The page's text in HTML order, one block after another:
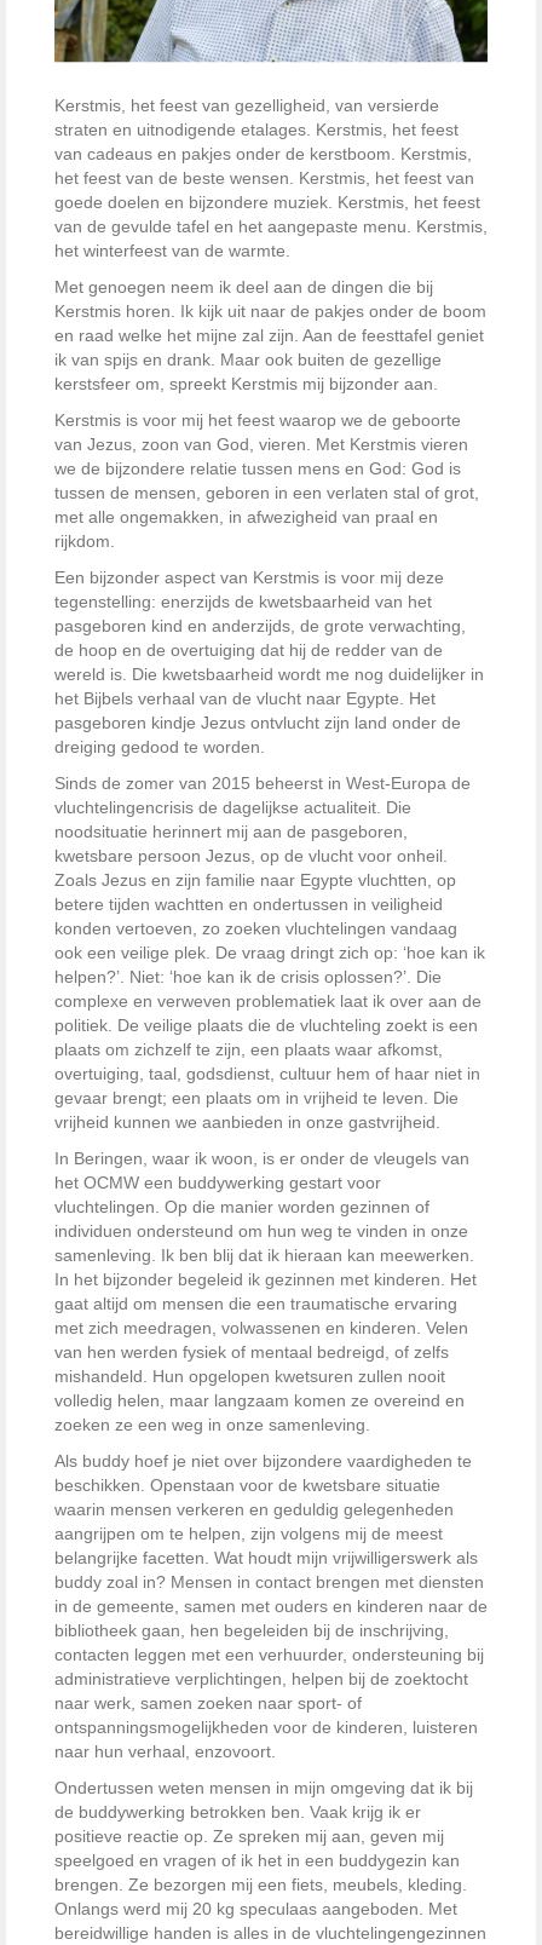
Kerstmis, het feest van gezelligheid, van versierde
straten en uitnodigende etalages. Kerstmis, het feest
van cadeaus en pakjes onder de kerstboom. Kerstmis,
het feest van de beste wensen. Kerstmis, het feest van
goede doelen en bijzondere muziek. Kerstmis, het feest
van de gevulde tafel en het aangepaste menu. Kerstmis,
het winterfeest van de warmte.
Met genoegen neem ik deel aan de dingen die bij
Kerstmis horen. Ik kijk uit naar de pakjes onder de boom
en raad welke het mijne zal zijn. Aan de feesttafel geniet
ik van spijs en drank. Maar ook buiten de gezellige
kerstsfeer om, spreekt Kerstmis mij bijzonder aan.
Kerstmis is voor mij het feest waarop we de geboorte
van Jezus, zoon van God, vieren. Met Kerstmis vieren
we de bijzondere relatie tussen mens en God: God is
tussen de mensen, geboren in een verlaten stal of grot,
met alle ongemakken, in afwezigheid van praal en
rijkdom.
Een bijzonder aspect van Kerstmis is voor mij deze
tegenstelling: enerzijds de kwetsbaarheid van het
pasgeboren kind en anderzijds, de grote verwachting,
de hoop en de overtuiging dat hij de redder van de
wereld is. Die kwetsbaarheid wordt me nog duidelijker in
het Bijbels verhaal van de vlucht naar Egypte. Het
pasgeboren kindje Jezus ontvlucht zijn land onder de
dreiging gedood te worden.
Sinds de zomer van 2015 beheerst in West-Europa de
vluchtelingencrisis de dagelijkse actualiteit. Die
noodsituatie herinnert mij aan de pasgeboren,
kwetsbare persoon Jezus, op de vlucht voor onheil.
Zoals Jezus en zijn familie naar Egypte vluchtten, op
betere tijden wachtten en ondertussen in veiligheid
konden vertoeven, zo zoeken vluchtelingen vandaag
ook een veilige plek. De vraag dringt zich op: ‘hoe kan ik
helpen?’. Niet: ‘hoe kan ik de crisis oplossen?’. Die
complexe en verweven problematiek laat ik over aan de
politiek. De veilige plaats die de vluchteling zoekt is een
plaats om zichzelf te zijn, een plaats waar afkomst,
overtuiging, taal, godsdienst, cultuur hem of haar niet in
gevaar brengt; een plaats om in vrijheid te leven. Die
vrijheid kunnen we aanbieden in onze gastvrijheid.
In Beringen, waar ik woon, is er onder de vleugels van
het OCMW een buddywerking gestart voor
vluchtelingen. Op die manier worden gezinnen of
individuen ondersteund om hun weg te vinden in onze
samenleving. Ik ben blij dat ik hieraan kan meewerken.
In het bijzonder begeleid ik gezinnen met kinderen. Het
gaat altijd om mensen die een traumatische ervaring
met zich meedragen, volwassenen en kinderen. Velen
van hen werden fysiek of mentaal bedreigd, of zelfs
mishandeld. Hun opgelopen kwetsuren zullen nooit
volledig helen, maar langzaam komen ze overeind en
zoeken ze een weg in onze samenleving.
Als buddy hoef je niet over bijzondere vaardigheden te
beschikken. Openstaan voor de kwetsbare situatie
waarin mensen verkeren en geduldig gelegenheden
aangrijpen om te helpen, zijn volgens mij de meest
belangrijke facetten. Wat houdt mijn vrijwilligerswerk als
buddy zoal in? Mensen in contact brengen met diensten
in de gemeente, samen met ouders en kinderen naar de
bibliotheek gaan, hen begeleiden bij de inschrijving,
contacten leggen met een verhuurder, ondersteuning bij
administratieve verplichtingen, helpen bij de zoektocht
naar werk, samen zoeken naar sport- of
ontspanningsmogelijkheden voor de kinderen, luisteren
naar hun verhaal, enzovoort.
Ondertussen weten mensen in mijn omgeving dat ik bij
de buddywerking betrokken ben. Vaak krijg ik er
positieve reactie op. Ze spreken mij aan, geven mij
speelgoed en vragen of ik het in een buddygezin kan
brengen. Ze bezorgen mij een fiets, meubels, kleding.
Onlangs werd mij 20 kg speculaas aangeboden. Met
bereidwillige handen is alles in de vluchtelingengezinnen